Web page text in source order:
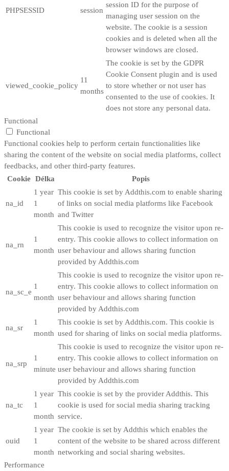
PHPSESSID session
session ID for the purpose of
managing user session on the
website. The cookie is a session
cookies and is deleted when all the
browser windows are closed.
viewed_cookie_policy
11
months
The cookie is set by the GDPR
Cookie Consent plugin and is used
to store whether or not user has
consented to the use of cookies. It
does not store any personal data.
Functional
Functional
Functional cookies help to perform certain functionalities like
sharing the content of the website on social media platforms, collect
feedbacks, and other third-party features.
Cookie Délka Popis
na_id
1 year
1
month
This cookie is set by Addthis.com to enable sharing
of links on social media platforms like Facebook
and Twitter
na_rn
1
month
This cookie is used to recognize the visitor upon re-
entry. This cookie allows to collect information on
user behaviour and allows sharing function
provided by Addthis.com
na_sc_e
1
month
This cookie is used to recognize the visitor upon re-
entry. This cookie allows to collect information on
user behaviour and allows sharing function
provided by Addthis.com
na_sr
1
month
This cookie is set by Addthis.com. This cookie is
used for sharing of links on social media platforms.
na_srp
1
minute
This cookie is used to recognize the visitor upon re-
entry. This cookie allows to collect information on
user behaviour and allows sharing function
provided by Addthis.com
na_tc
1 year
1
month
This cookie is set by the provider Addthis. This
cookie is used for social media sharing tracking
service.
ouid
1 year
1
month
The cookie is set by Addthis which enables the
content of the website to be shared across different
networking and social sharing websites.
Performance